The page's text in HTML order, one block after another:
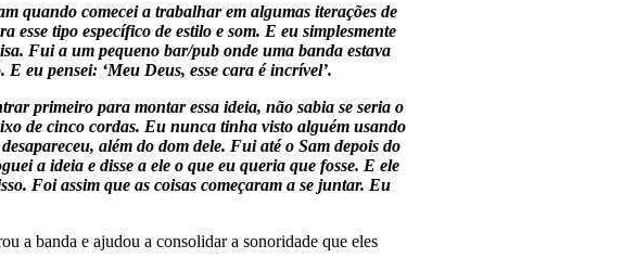
quando comecei a trabalhar em algumas iterações de
tipo específico de estilo e som. E eu simplesmente
Fui a um pequeno bar/pub onde uma banda estava
eu pensei: ‘Meu Deus, esse cara é incrível’.
primeiro para montar essa ideia, não sabia se seria o
de cinco cordas. Eu nunca tinha visto alguém usando
além do dom dele. Fui até o Sam depois do
a ideia e disse a ele o que eu queria que fosse. E ele
Foi assim que as coisas começaram a se juntar. Eu
a banda e ajudou a consolidar a sonoridade que eles